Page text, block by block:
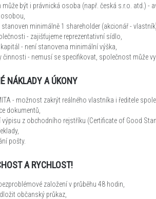
může být i právnická osoba (např. česká s.r.o. atd.) -
minimálně 1 shareholder (akcionář -
- zajišťujeme reprezentativní sídlo,
- není stanovena minimální výška,
činnosti - nemusí se specifikovat, společnost může
NÁKLADY A ÚKONY
- možnost zakrýt reálného vlastníka i ředitele
dokumentů,
výpisu z obchodního rejstříku (Certificate of Good
pošty.
A RYCHLOST!
založení v průběhu 48 hodin,
občanský průkaz,